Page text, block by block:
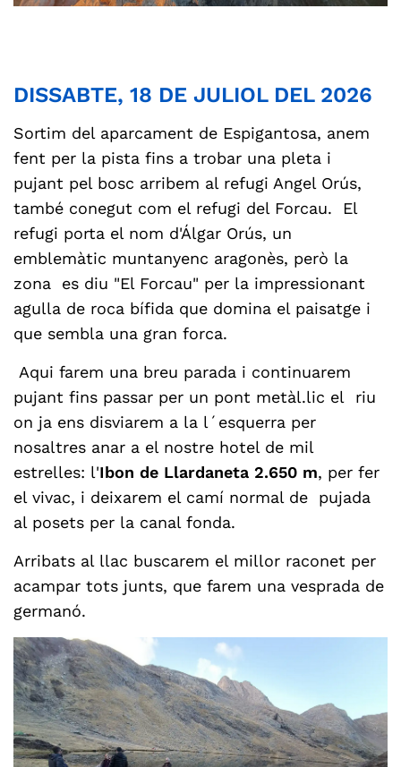
DISSABTE, 18 DE JULIOL DEL 2026
Sortim del aparcament de Espigantosa, anem
fent per la pista fins a trobar una pleta i
pujant pel bosc arribem al refugi Angel Orús,
també conegut com el refugi del Forcau. El
refugi porta el nom d'Álgar Orús, un
emblemàtic muntanyenc aragonès, però la
zona es diu "El Forcau" per la impressionant
agulla de roca bífida que domina el paisatge i
que sembla una gran forca.
Aqui farem una breu parada i continuarem
pujant fins passar per un pont metàl.lic el riu
on ja ens disviarem a la l´esquerra per
nosaltres anar a el nostre hotel de mil
estrelles: l'Ibon de Llardaneta 2.650 m, per fer
el vivac, i deixarem el camí normal de pujada
al posets per la canal fonda.
Arribats al llac buscarem el millor raconet per
acampar tots junts, que farem una vesprada de
germanó.